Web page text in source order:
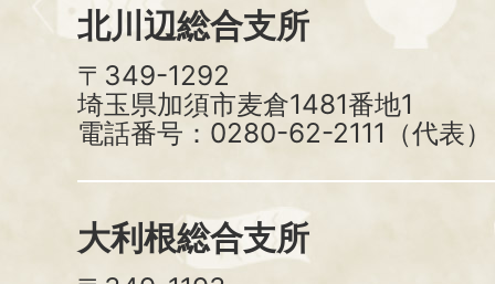
北川辺総合支所
〒349-1292
埼玉県加須市麦倉1481番地1
電話番号：0280-62-2111（代表）
大利根総合支所